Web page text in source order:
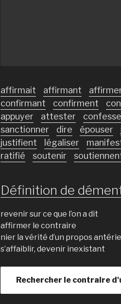
affirmait affirmant
confirmant
confirment
appuyer
attester
sanctionner
dire épouser
justifient
légaliser
ratifié
soutenir
Définition de
revenir sur ce que l’on a dit
affirmer le contraire
nier la vérité d’un propos
s’affaiblir, devenir inexistant
Rechercher le contraire